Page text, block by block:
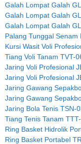
Galah Lompat Galah
Galah Lompat Galah
Galah Lompat Galah
Palang Tunggal Senam
Kursi Wasit Voli
Tiang Voli Tanam TVT-
Jaring Voli Profesional
Jaring Voli Profesional
Jaring Gawang
Jaring Gawang
Jaring Bola Tenis TSN-
Tiang Tenis Tanam
Ring Basket Hidrolik
Ring Basket Portabel